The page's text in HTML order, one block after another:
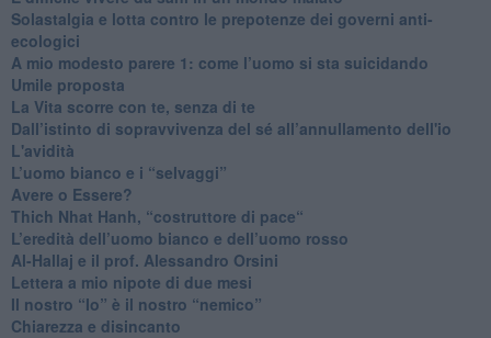
Solastalgia e lotta contro le prepotenze dei governi anti-
ecologici
​A mio modesto parere 1: come l’uomo si sta suicidando
​Umile proposta
​La Vita scorre con te, senza di te
​Dall’istinto di sopravvivenza del sé all’annullamento dell'io
L'avidità
​L’uomo bianco e i “selvaggi”
​Avere o Essere?
​Thich Nhat Hanh, “costruttore di pace“
​L’eredità dell’uomo bianco e dell’uomo rosso
Al-Hallaj e il prof. Alessandro Orsini
​Lettera a mio nipote di due mesi
​Il nostro “Io” è il nostro “nemico”
​Chiarezza e disincanto